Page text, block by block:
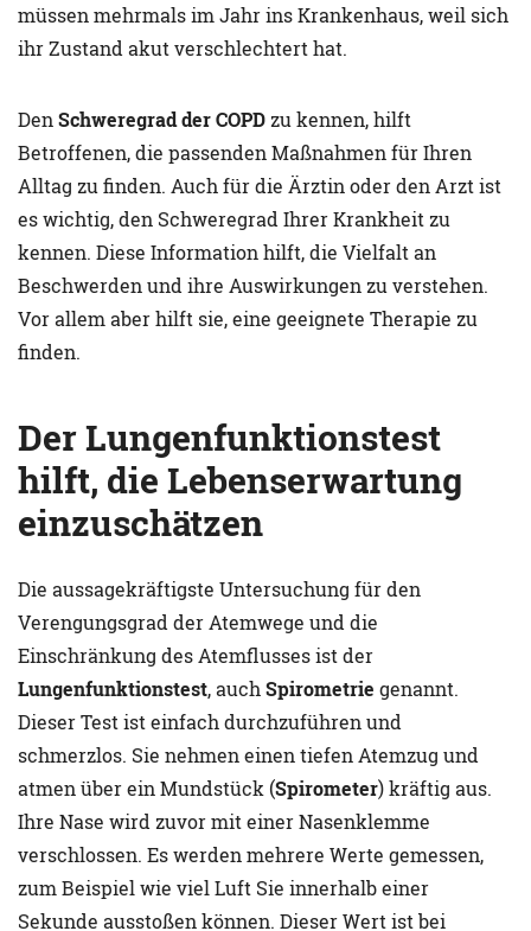
müssen mehrmals im Jahr ins Krankenhaus, weil sich
ihr Zustand akut verschlechtert hat.
Den Schweregrad der COPD zu kennen, hilft
Betroffenen, die passenden Maßnahmen für Ihren
Alltag zu finden. Auch für die Ärztin oder den Arzt ist
es wichtig, den Schweregrad Ihrer Krankheit zu
kennen. Diese Information hilft, die Vielfalt an
Beschwerden und ihre Auswirkungen zu verstehen.
Vor allem aber hilft sie, eine geeignete Therapie zu
finden.
Der Lungenfunktionstest
hilft, die Lebenserwartung
einzuschätzen
Die aussagekräftigste Untersuchung für den
Verengungsgrad der Atemwege und die
Einschränkung des Atemflusses ist der
Lungenfunktionstest, auch Spirometrie genannt.
Dieser Test ist einfach durchzuführen und
schmerzlos. Sie nehmen einen tiefen Atemzug und
atmen über ein Mundstück (Spirometer) kräftig aus.
Ihre Nase wird zuvor mit einer Nasenklemme
verschlossen. Es werden mehrere Werte gemessen,
zum Beispiel wie viel Luft Sie innerhalb einer
Sekunde ausstoßen können. Dieser Wert ist bei